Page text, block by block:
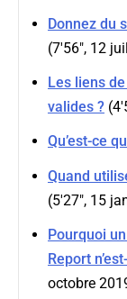
Donnez du
(7'56", 12
Les liens
valides ?
Qu’est-ce
Quand
(5'27", 15
Pourquoi
Report
octobre